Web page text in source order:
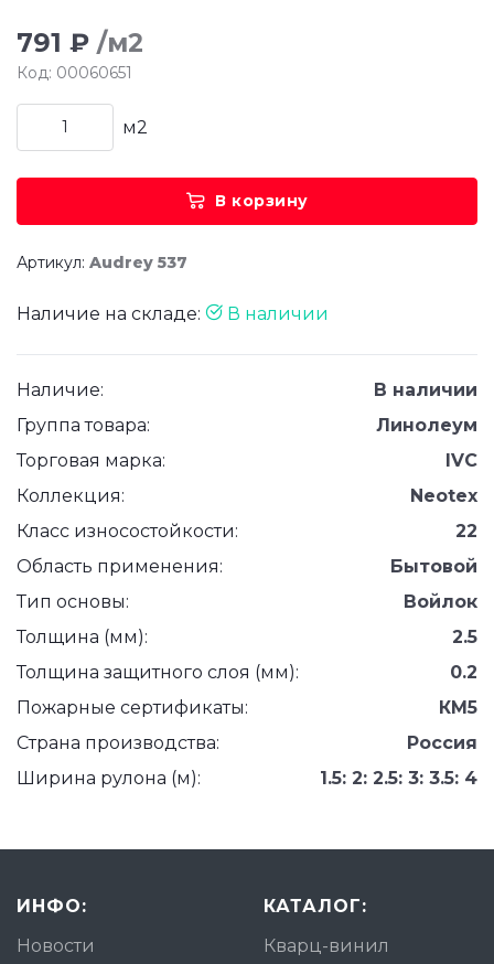
791 ₽ /м2
Код: 00060651
м2
В корзину
Артикул: Audrey 537
Наличие на складе: В наличии
Наличие:
В наличии
Группа товара:
Линолеум
Торговая марка:
IVC
Коллекция:
Neotex
Класс износостойкости:
22
Область применения:
Бытовой
Тип основы:
Войлок
Толщина (мм):
2.5
Толщина защитного слоя (мм):
0.2
Пожарные сертификаты:
КМ5
Страна производства:
Россия
Ширина рулона (м):
1.5: 2: 2.5: 3: 3.5: 4
ИНФО:
Новости
КАТАЛОГ:
Кварц-винил